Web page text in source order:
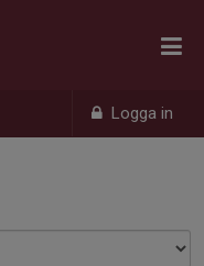
Logga in